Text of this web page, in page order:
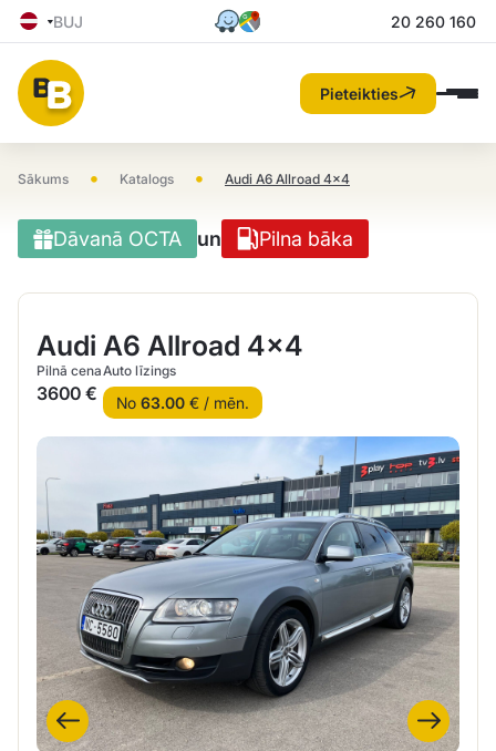
BUJ 20 260 160
Pieteikties
Sākums • Katalogs • Audi A6 Allroad 4×4
Dāvanā OCTA un Pilna bāka
Audi A6 Allroad 4×4
Pilnā cena
3600 €
Auto līzings
No 63.00€ / mēn.